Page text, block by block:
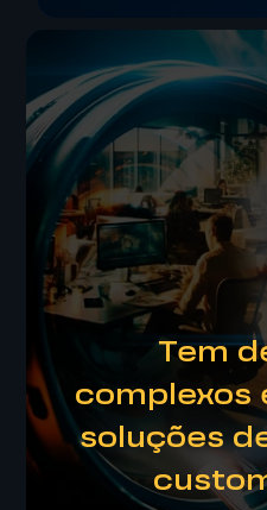
Tem
complexos
soluções
Crie uma trilha
completa, que
qualidade dos
seus